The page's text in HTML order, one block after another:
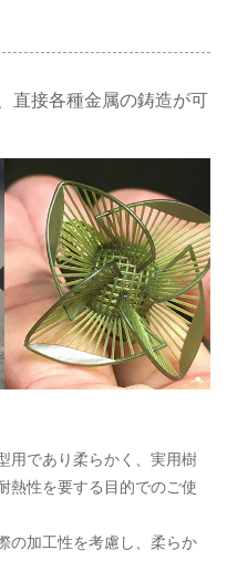
直接各種金属の鋳造が可
用であり柔らかく、実用樹
熱性を要する目的でのご使
の加工性を考慮し、柔らか